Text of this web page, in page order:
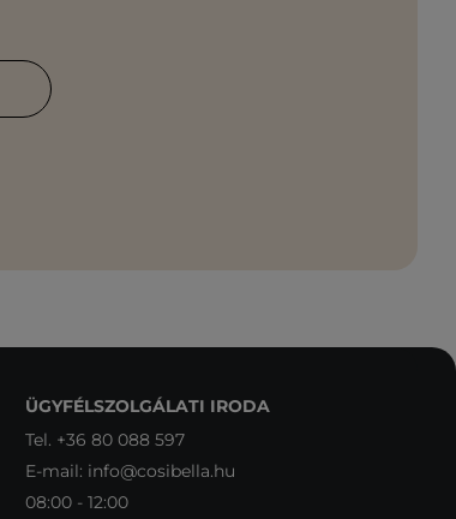
ÜGYFÉLSZOLGÁLATI IRODA
Tel. +36 80 088 597
E-mail: info@cosibella.hu
08:00 - 12:00